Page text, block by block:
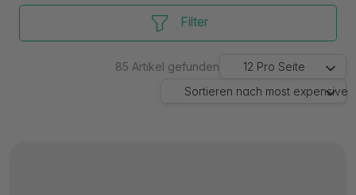
Filter
85 Artikel gefunden 12 Pro Seite
Sortieren nach most expensive